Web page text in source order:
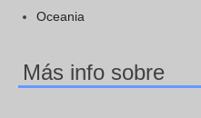
Oceania
Más info sobre